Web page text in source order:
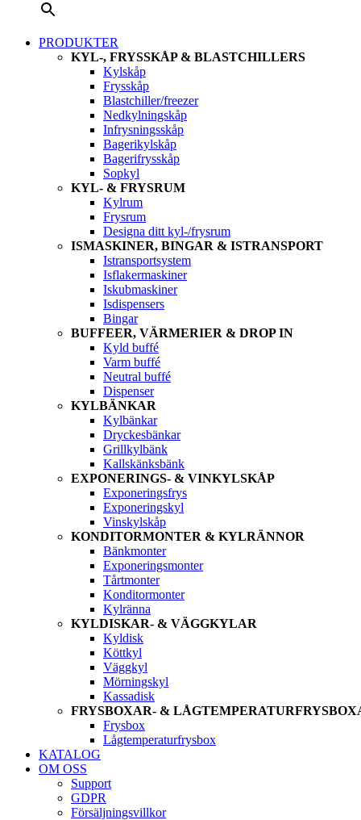
PRODUKTER
KYL-, FRYSSKÅP & BLASTCHILLERS
Kylskåp
Frysskåp
Blastchiller/freezer
Nedkylningskåp
Infrysningsskåp
Bagerikylskåp
Bagerifrysskåp
Sopkyl
KYL- & FRYSRUM
Kylrum
Frysrum
Designa ditt kyl-/frysrum
ISMASKINER, BINGAR & ISTRANSPORT
Istransportsystem
Isflakermaskiner
Iskubmaskiner
Isdispensers
Bingar
BUFFEER, VÄRMERIER & DROP IN
Kyld buffé
Varm buffé
Neutral buffé
Dispenser
KYLBÄNKAR
Kylbänkar
Dryckesbänkar
Grillkylbänk
Kallskänksbänk
EXPONERINGS- & VINKYLSKÅP
Exponeringsfrys
Exponeringskyl
Vinskylskåp
KONDITORMONTER & KYLRÄNNOR
Bänkmonter
Exponeringsmonter
Tårtmonter
Konditormonter
Kylränna
KYLDISKAR- & VÄGGKYLAR
Kyldisk
Köttkyl
Väggkyl
Mörningskyl
Kassadisk
FRYSBOXAR- &
Frysbox
Lågtemperaturfrysbox
KATALOG
OM OSS
Support
GDPR
Försäljningsvillkor